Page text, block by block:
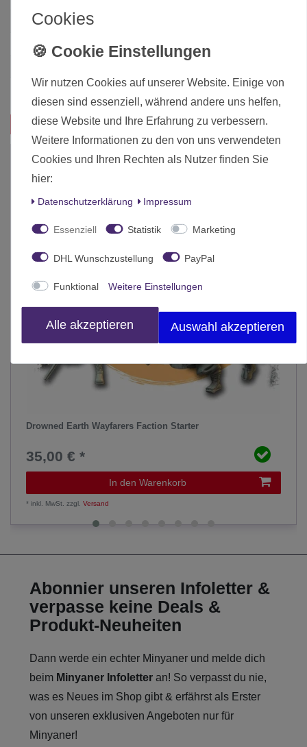
Altersfreigabe
Hersteller Olmec Games
Inhalt 1 Stück
Das passt zu diesem Produkt:
Drowned Earth Wayfarers Faction Starter
35,00 € *
In den Warenkorb
*inkl. MwSt. zzgl.Versand
Abonnier unseren Infoletter &
verpasse keine Deals &
Produkt-Neuheiten
Dann werde ein echter Minyaner und melde dich
beim Minyaner Infoletter an! So verpasst du nie,
was es Neues im Shop gibt & erfährst als Erster
von unseren exklusiven Angeboten nur für
Minyaner!
Cookies
Wir nutzen Cookies auf unserer Website. Einige von
diesen sind essenziell, während andere uns helfen,
diese Website und Ihre Erfahrung zu verbessern.
Weitere Informationen zu den von uns verwendeten
Cookies und Ihren Rechten als Nutzer finden Sie
hier:
Daten­schutz­erklärung Impressum
Essenziell Statistik Marketing
DHL Wunschzustellung PayPal
Funktional Weitere Einstellungen
Alle akzeptieren Auswahl akzeptieren